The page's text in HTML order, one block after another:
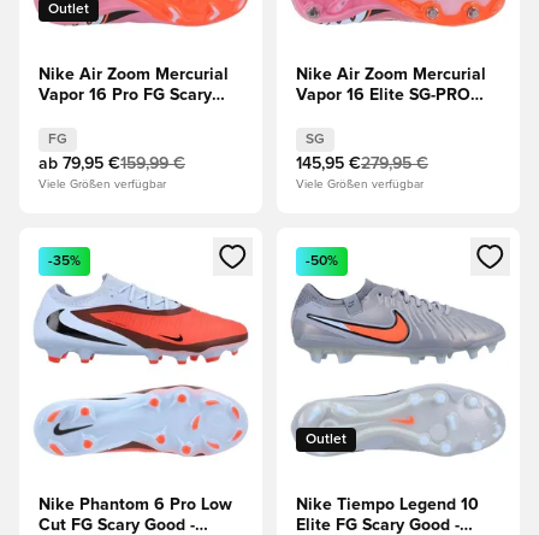
Outlet
Nike Air Zoom Mercurial
Vapor 16 Pro FG Scary
Flamingo/Schwarz/Total
Crimson
FG
ab 79,95 €159,99 €
Viele Größen verfügbar
Nike Air Zoom Mercurial
Vapor 16 Elite SG-PRO
Flamingo/Schwarz/Total
Crimson
SG
145,95 €279,95 €
Viele Größen verfügbar
Öffnet ein neues Fenster zum Anmelden oder Registrieren
-35%
Nike Phantom 6 Pro Low
Cut FG Scary Good -
Öffnet ein neues Fenster
Outlet
-50%
Nike Tiempo Legend 10
Elite FG Scary Good -